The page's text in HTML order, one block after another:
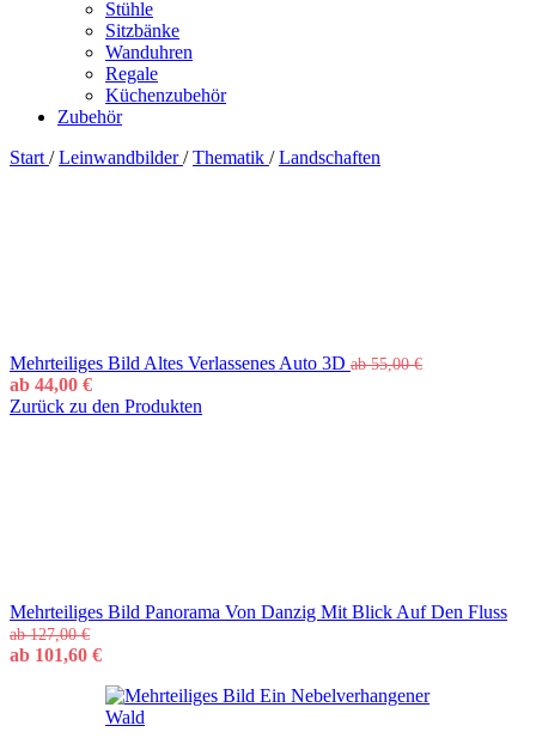
Stühle
Sitzbänke
Wanduhren
Regale
Küchenzubehör
Zubehör
Start / Leinwandbilder/ Thematik / Landschaften
Mehrteiliges Bild Altes Verlassenes Auto 3D ab55,00€
ab 44,00 €
Zurück zu den Produkten
Mehrteiliges Bild Panorama Von Danzig Mit Blick Auf Den Fluss
ab127,00€
ab 101,60 €